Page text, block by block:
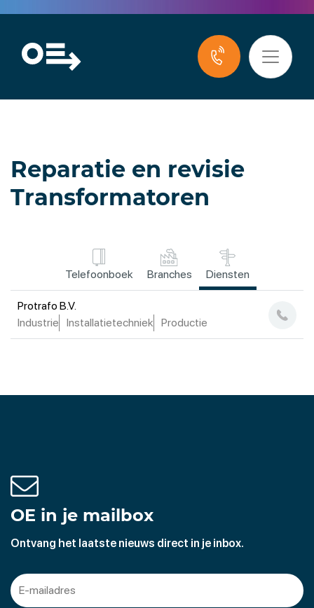
Reparatie en revisie
Transformatoren
Telefoonboek Branches Diensten
Protrafo B.V.
Industrie
Installatietechniek Productie
OE in je mailbox
Ontvang het laatste nieuws direct in je inbox.